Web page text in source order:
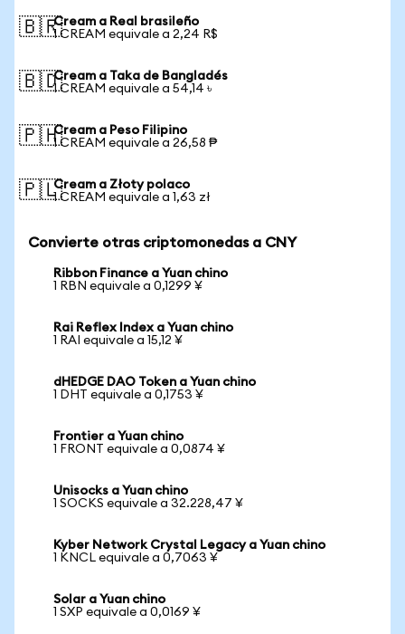
🇧🇷Cream a Real brasileño
1 CREAM equivale a 2,24 R$
🇧🇩Cream a Taka de Bangladés
1 CREAM equivale a 54,14 ৳
🇵🇭Cream a Peso Filipino
1 CREAM equivale a 26,58 ₱
🇵🇱Cream a Złoty polaco
1 CREAM equivale a 1,63 zł
Convierte otras criptomonedas a CNY
Ribbon Finance a Yuan chino
1 RBN equivale a 0,1299 ¥
Rai Reflex Index a Yuan chino
1 RAI equivale a 15,12 ¥
dHEDGE DAO Token a Yuan chino
1 DHT equivale a 0,1753 ¥
Frontier a Yuan chino
1 FRONT equivale a 0,0874 ¥
Unisocks a Yuan chino
1 SOCKS equivale a 32.228,47 ¥
Kyber Network Crystal Legacy a Yuan chino
1 KNCL equivale a 0,7063 ¥
Solar a Yuan chino
1 SXP equivale a 0,0169 ¥